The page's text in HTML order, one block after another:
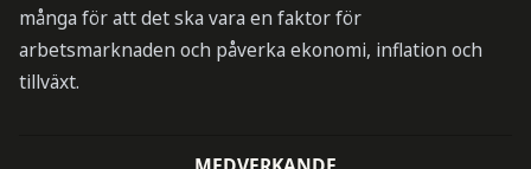
många för att det ska vara en faktor för
arbetsmarknaden och påverka ekonomi, inflation och
tillväxt.